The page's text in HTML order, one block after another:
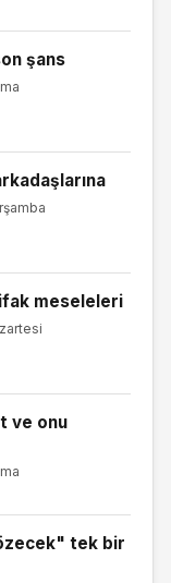
şans
meseleleri
ve onu
tek bir